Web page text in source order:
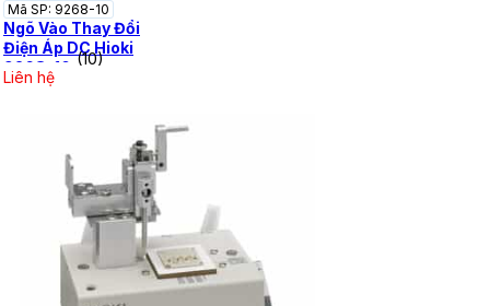
Mã SP: 9268-10
Ngõ Vào Thay Đổi
Điện Áp DC Hioki
9268-10 (10)
Liên hệ